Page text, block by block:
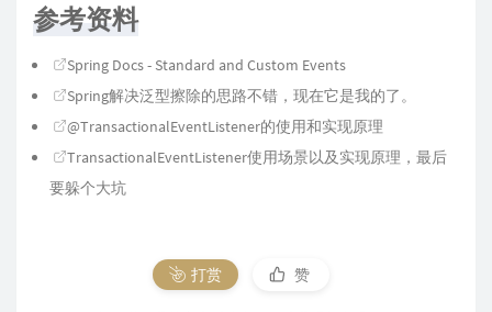
参考资料
Spring Docs - Standard and Custom Events
Spring解决泛型擦除的思路不错，现在它是我的了。
@TransactionalEventListener的使用和实现原理
TransactionalEventListener使用场景以及实现原理，最后
要躲个大坑
打赏 赞